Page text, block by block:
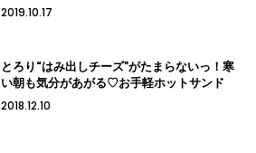
2019.10.17
とろり“はみ出しチーズ”がたまらないっ！寒
い朝も気分があがる♡お手軽ホットサンド
2018.12.10